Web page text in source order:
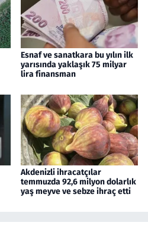
Esnaf ve sanatkara bu yılın ilk
yarısında yaklaşık 75 milyar
lira finansman
Akdenizli ihracatçılar
temmuzda 92,6 milyon dolarlık
yaş meyve ve sebze ihraç etti